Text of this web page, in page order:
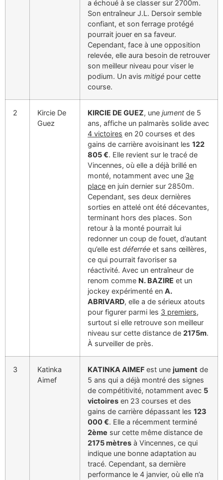
a échoué à se classer sur 2700m.
Son entraîneur J.L. Dersoir semble
confiant, et son ferrage protégé
pourrait jouer en sa faveur.
Cependant, face à une opposition
relevée, elle aura besoin de retrouver
son meilleur niveau pour viser le
podium. Un avis mitigé pour cette
course.
2
Kircie De
Guez
KIRCIE DE GUEZ, une jument de 5
ans, affiche un palmarès solide avec
4 victoires en 20 courses et des
gains de carrière avoisinant les 122
805 €. Elle revient sur le tracé de
Vincennes, où elle a déjà brillé en
monté, notamment avec une 3e
place en juin dernier sur 2850m.
Cependant, ses deux dernières
sorties en attelé ont été décevantes,
terminant hors des places. Son
retour à la monté pourrait lui
redonner un coup de fouet, d’autant
qu’elle est déferrée et sans œillères,
ce qui pourrait favoriser sa
réactivité. Avec un entraîneur de
renom comme N. BAZIRE et un
jockey expérimenté en A.
ABRIVARD, elle a de sérieux atouts
pour figurer parmi les 3 premiers,
surtout si elle retrouve son meilleur
niveau sur cette distance de 2175m.
À surveiller de près.
3
Katinka
Aimef
KATINKA AIMEF est une jument de
5 ans qui a déjà montré des signes
de compétitivité, notamment avec 5
victoires en 23 courses et des
gains de carrière dépassant les 123
000 €. Elle a récemment terminé
2ème sur cette même distance de
2175 mètres à Vincennes, ce qui
indique une bonne adaptation au
tracé. Cependant, sa dernière
performance le 4 janvier, où elle n’a